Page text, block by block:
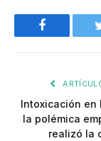
Facebook
Intoxicación en
la polémica
realizó la